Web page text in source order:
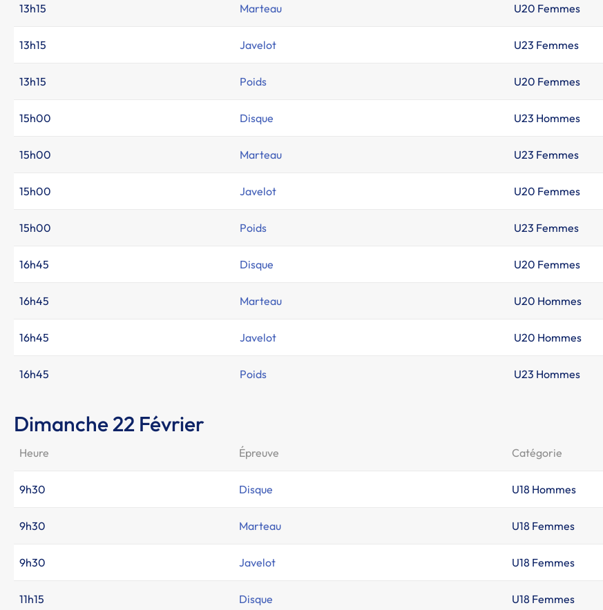
13h15 Marteau U20 Femmes
13h15 Javelot U23 Femmes
13h15 Poids U20 Femmes
15h00 Disque U23 Hommes
15h00 Marteau U23 Femmes
15h00 Javelot U20 Femmes
15h00 Poids U23 Femmes
16h45 Disque U20 Femmes
16h45 Marteau U20 Hommes
16h45 Javelot U20 Hommes
16h45 Poids U23 Hommes
Dimanche 22 Février
Heure Épreuve Catégorie
9h30 Disque U18 Hommes
9h30 Marteau U18 Femmes
9h30 Javelot U18 Femmes
11h15 Disque U18 Femmes